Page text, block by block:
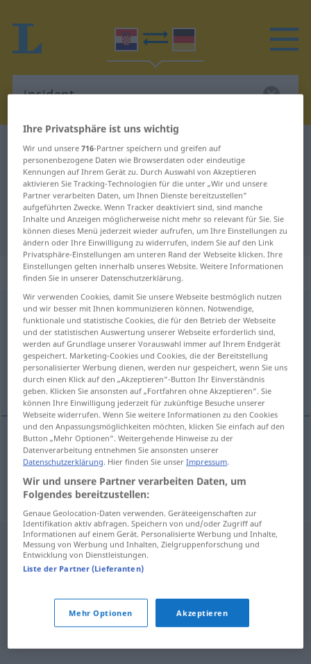
Kroatisch-Deutsch Wörterbuch incident
Kroatisch-Deutsch Übersetzung für
"incident"
"incident" Deutsch Übersetzung
„incident“
incident
Übersicht aller Übersetzungen
(Für mehr Details die Übersetzung anklicken/antippen)
Vorfall, Zwischenfall
Vorfallm incident
Zwischenfallm incident
Ihre Privatsphäre ist uns wichtig
Wir und unsere716-Partner speichern und greifen auf
personenbezogene Daten wie Browserdaten oder eindeutige
Kennungen auf Ihrem Gerät zu. Durch Auswahl von Akzeptieren
aktivieren Sie Tracking-Technologien für die unter „Wir und unsere
Partner verarbeiten Daten, um Ihnen Dienste bereitzustellen“
aufgeführten Zwecke. Wenn Tracker deaktiviert sind, sind manche
Inhalte und Anzeigen möglicherweise nicht mehr so relevant für Sie. Sie
können dieses Menü jederzeit wieder aufrufen, um Ihre Einstellungen zu
ändern oder Ihre Einwilligung zu widerrufen, indem Sie auf den Link
Privatsphäre-Einstellungen am unteren Rand der Webseite klicken. Ihre
Einstellungen gelten innerhalb unseres Website. Weitere Informationen
finden Sie in unserer Datenschutzerklärung.
Wir verwenden Cookies, damit Sie unsere Webseite bestmöglich nutzen
und wir besser mit Ihnen kommunizieren können. Notwendige,
funktionale und statistische Cookies, die für den Betrieb der Webseite
und der statistischen Auswertung unserer Webseite erforderlich sind,
werden auf Grundlage unserer Vorauswahl immer auf Ihrem Endgerät
gespeichert. Marketing-Cookies und Cookies, die der Bereitstellung
personalisierter Werbung dienen, werden nur gespeichert, wenn Sie uns
durch einen Klick auf den „Akzeptieren“-Button Ihr Einverständnis
geben. Klicken Sie ansonsten auf „Fortfahren ohne Akzeptieren“. Sie
können Ihre Einwilligung jederzeit für zukünftige Besuche unserer
Webseite widerrufen. Wenn Sie weitere Informationen zu den Cookies
und den Anpassungsmöglichkeiten möchten, klicken Sie einfach auf den
Button „Mehr Optionen“. Weitergehende Hinweise zu der
Datenverarbeitung entnehmen Sie ansonsten unserer
Datenschutzerklärung. Hier finden Sie unserImpressum.
Wir und unsere Partner verarbeiten Daten, um
Folgendes bereitzustellen:
Genaue Geolocation-Daten verwenden. Geräteeigenschaften zur
Identifikation aktiv abfragen. Speichern von und/oder Zugriff auf
Informationen auf einem Gerät. Personalisierte Werbung und Inhalte,
Messung von Werbung und Inhalten, Zielgruppenforschung und
Entwicklung von Dienstleistungen.
Liste der Partner (Lieferanten)
Mehr Optionen Akzeptieren